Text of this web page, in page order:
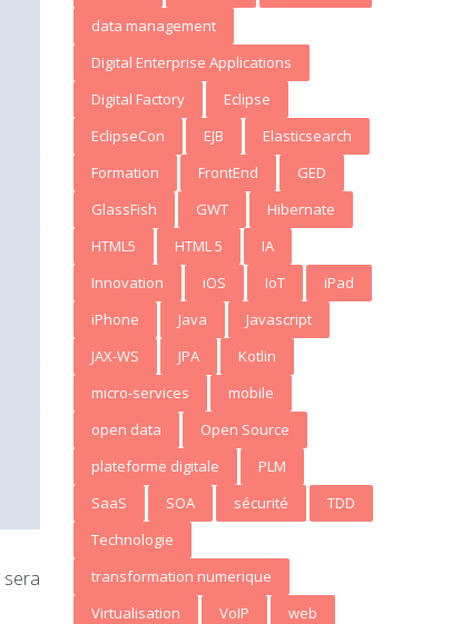
data management
Digital Enterprise Applications
Digital Factory
Eclipse
EclipseCon
EJB
Elasticsearch
Formation
FrontEnd
GED
GlassFish
GWT
Hibernate
HTML5
HTML 5
IA
Innovation
iOS IoT
iPad
iPhone
Java
Javascript
JAX-WS
JPA
Kotlin
micro-services
mobile
open data
Open Source
plateforme digitale
PLM
SaaS
SOA sécurité
TDD
Technologie
transformation numerique
Virtualisation
VoIP
web